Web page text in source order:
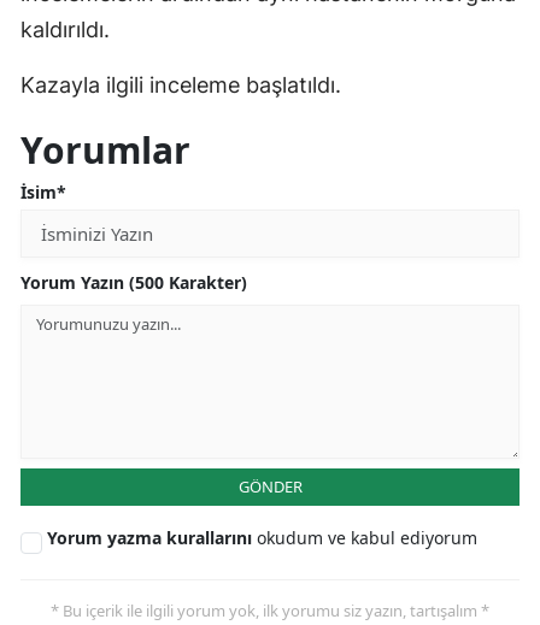
kaldırıldı.
Kazayla ilgili inceleme başlatıldı.
Yorumlar
İsim*
Yorum Yazın (500 Karakter)
GÖNDER
Yorum yazma kurallarını okudum ve kabul ediyorum
* Bu içerik ile ilgili yorum yok, ilk yorumu siz yazın, tartışalım *